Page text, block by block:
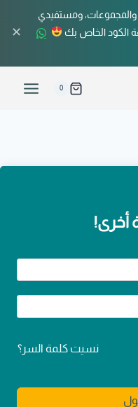
والمجموعات، ومستفيدي
الكود الخاص بك
✕
0
أخرى!
نسيت كلمة السر؟